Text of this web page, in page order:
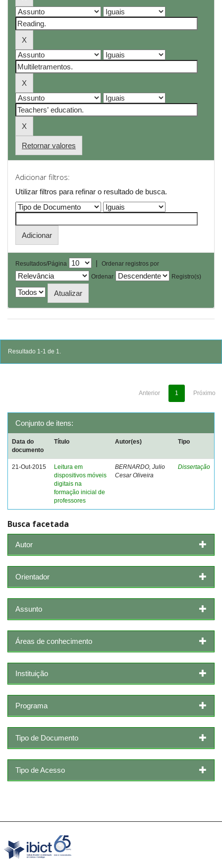
Retornar valores
Adicionar filtros:
Utilizar filtros para refinar o resultado de busca.
Resultados/Página |
Ordenar registros por
Ordenar
Registro(s)
Resultado 1-1 de 1.
Anterior 1 Próximo
Conjunto de itens:
Data do
documento
Título Autor(es) Tipo
21-Out-2015
Leitura em
dispositivos móveis
digitais na
formação inicial de
professores
BERNARDO, Julio
Cesar Oliveira
Dissertação
Busca facetada
Autor
Orientador
Assunto
Áreas de conhecimento
Instituição
Programa
Tipo de Documento
Tipo de Acesso